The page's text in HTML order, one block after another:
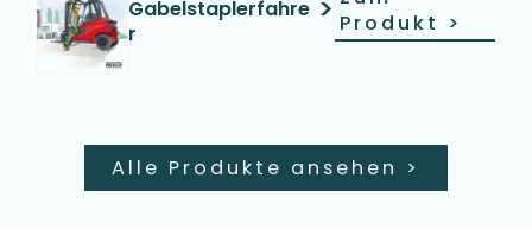
Gabelstaplerfahre
r
> Produkt >
Alle Produkte ansehen >